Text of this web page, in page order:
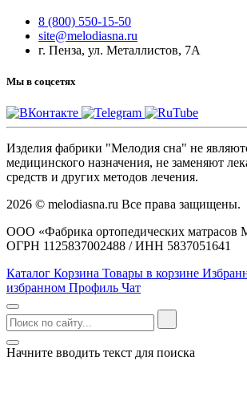
8 (800) 550-15-50
site@melodiasna.ru
г. Пенза, ул. Металлистов, 7А
Мы в соцсетях
Изделия фабрики "Мелодия сна" не
медицинского назначения, не заменяют
средств и других методов лечения.
2026 © melodiasna.ru Все права защищены.
ООО «Фабрика ортопедических матрасов
ОГРН 1125837002488 / ИНН 5837051641
Каталог Корзина Товары в корзине
избранном Профиль Чат
Начните вводить текст для поиска